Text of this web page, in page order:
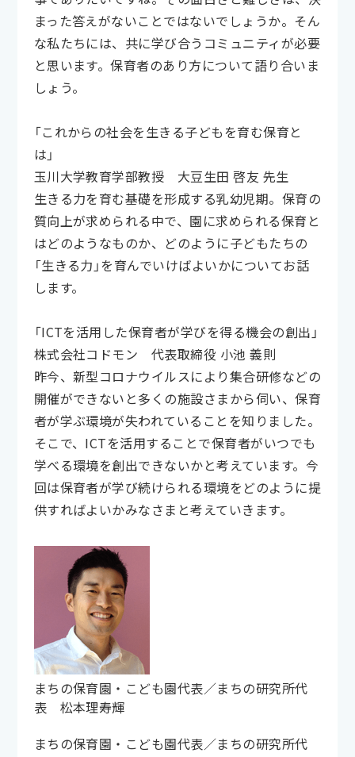
まった答えがないことではないでしょうか。そん
な私たちには、共に学び合うコミュニティが必要
と思います。保育者のあり方について語り合いま
しょう。
「これからの社会を生きる子どもを育む保育と
は」
玉川大学教育学部教授 大豆生田 啓友 先生
生きる力を育む基礎を形成する乳幼児期。保育の
質向上が求められる中で、園に求められる保育と
はどのようなものか、どのように子どもたちの
「生きる力」を育んでいけばよいかについてお話
します。
「ICTを活用した保育者が学びを得る機会の創出」
株式会社コドモン 代表取締役 小池 義則
昨今、新型コロナウイルスにより集合研修などの
開催ができないと多くの施設さまから伺い、保育
者が学ぶ環境が失われていることを知りました。
そこで、ICTを活用することで保育者がいつでも
学べる環境を創出できないかと考えています。今
回は保育者が学び続けられる環境をどのように提
供すればよいかみなさまと考えていきます。
まちの保育園・こども園代表／まちの研究所代
表 松本理寿輝
まちの保育園・こども園代表／まちの研究所代